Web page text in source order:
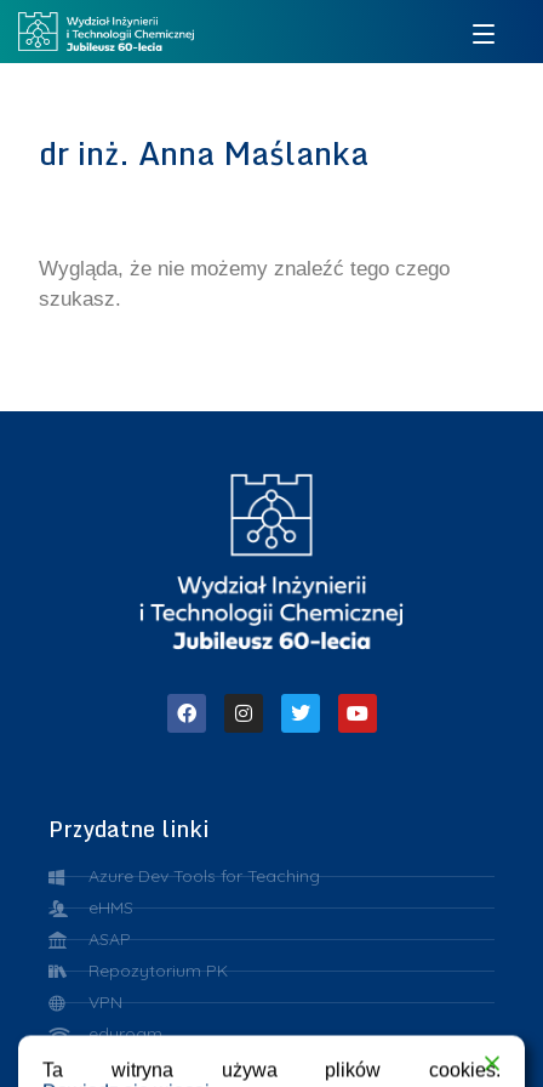
dr inż. Anna Maślanka
Wygląda, że nie możemy znaleźć tego czego
szukasz.
Przydatne linki
Azure Dev Tools for Teaching
eHMS
ASAP
Repozytorium PK
VPN
eduroam
Ta witryna używa plików cookies.